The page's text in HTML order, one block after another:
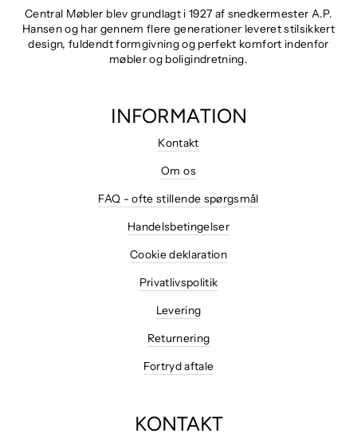
Central Møbler blev grundlagt i 1927 af snedkermester A.P.
Hansen og har gennem flere generationer leveret stilsikkert
design, fuldendt formgivning og perfekt komfort indenfor
møbler og boligindretning.
INFORMATION
Kontakt
Om os
FAQ - ofte stillende spørgsmål
Handelsbetingelser
Cookie deklaration
Privatlivspolitik
Levering
Returnering
Fortryd aftale
KONTAKT